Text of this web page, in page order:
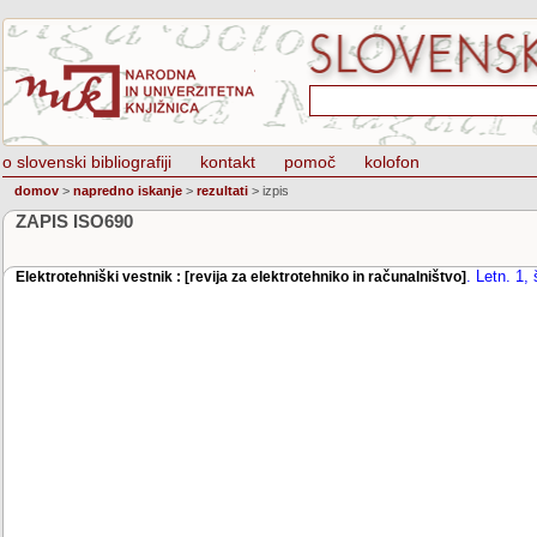
o slovenski bibliografiji kontakt pomoč kolofon
domov > napredno iskanje > rezultati > izpis
ZAPIS ISO690
Elektrotehniški vestnik : [revija za elektrotehniko in računalništvo] . Letn. 1,